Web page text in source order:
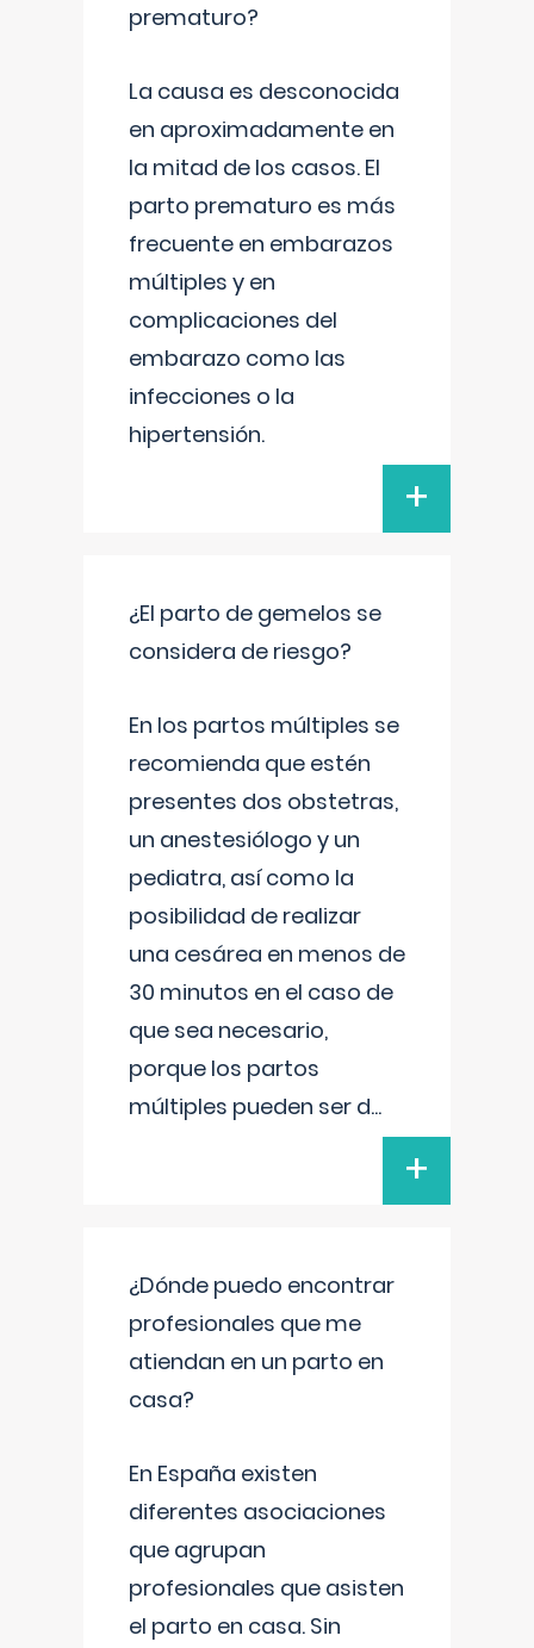
prematuro?
La causa es desconocida
en aproximadamente en
la mitad de los casos. El
parto prematuro es más
frecuente en embarazos
múltiples y en
complicaciones del
embarazo como las
infecciones o la
hipertensión.
+
¿El parto de gemelos se
considera de riesgo?
En los partos múltiples se
recomienda que estén
presentes dos obstetras,
un anestesiólogo y un
pediatra, así como la
posibilidad de realizar
una cesárea en menos de
30 minutos en el caso de
que sea necesario,
porque los partos
múltiples pueden ser d...
+
¿Dónde puedo encontrar
profesionales que me
atiendan en un parto en
casa?
En España existen
diferentes asociaciones
que agrupan
profesionales que asisten
el parto en casa. Sin